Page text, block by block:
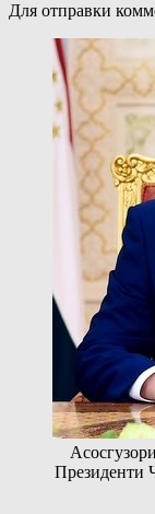
Для отправки
Президенти